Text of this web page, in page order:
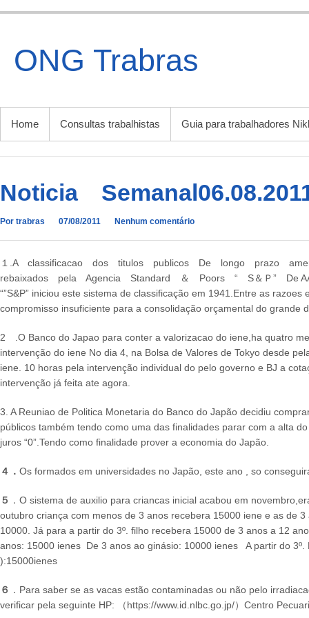
conteúdo
ONG Trabras
MENU PRINCIPAL
Home Consultas trabalhistas Guia para trabalhadores
Noticia
Por trabras 07/08/2011 Nenhum comentário
１.A classificacao dos titulos publicos De longo prazo
rebaixados pela Agencia Standard ＆ Poors “ S＆Ｐ” De
“”S&P” iniciou este sistema de classificação em 1941.Entre as razoes
compromisso insuficiente para a consolidação orçamental do grande
2 .O Banco do Japao para conter a valorizacao do iene,ha quatro
intervenção do iene No dia 4, na Bolsa de Valores de Tokyo desde
iene. 10 horas pela intervenção individual do pelo governo e BJ a
intervenção já feita ate agora.
3. A Reuniao de Politica Monetaria do Banco do Japão decidiu
públicos também tendo como uma das finalidades parar com a alta
juros “0”.Tendo como finalidade prover a economia do Japão.
４． Os formados em universidades no Japão, este ano , so
５ ．O sistema de auxilio para criancas inicial acabou em
outubro criança com menos de 3 anos recebera 15000 iene e as de
10000. Já para a partir do 3º. filho recebera 15000 de 3 anos a 12
anos: 15000 ienes De 3 anos ao ginásio: 10000 ienes A partir do 3º.
):15000ienes
６ ．Para saber se as vacas estão contaminadas ou não pelo
verificar pela seguinte HP: （https://www.id.nlbc.go.jp/）Centro